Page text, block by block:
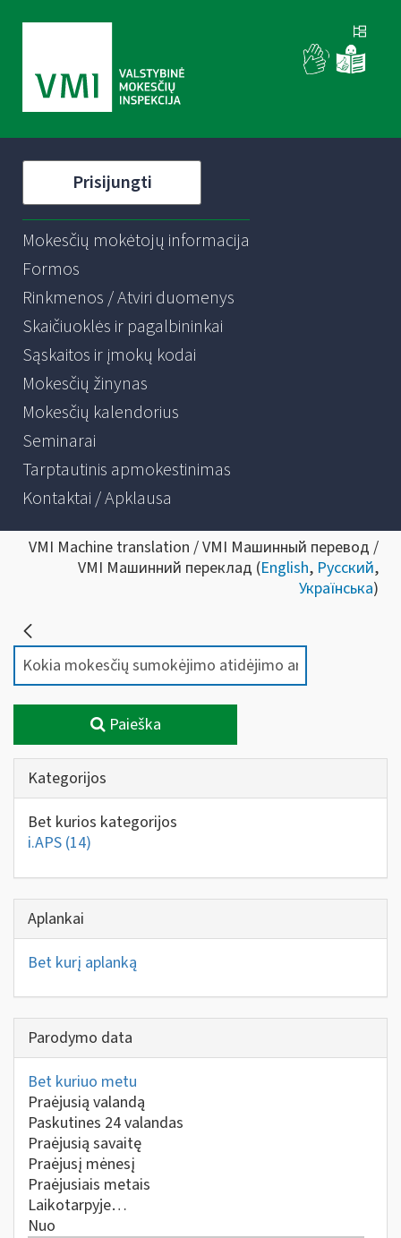
Prisijungti
Mokesčių mokėtojų informacija
Formos
Rinkmenos / Atviri duomenys
Skaičiuoklės ir pagalbininkai
Sąskaitos ir įmokų kodai
Mokesčių žinynas
Mokesčių kalendorius
Seminarai
Tarptautinis apmokestinimas
Kontaktai / Apklausa
VMI Machine translation / VMI Машинный перевод /
VMI Машинний переклад (English, Русский,
Українська)
Paieška
Kategorijos
Bet kurios kategorijos
i.APS (14)
Aplankai
Bet kurį aplanką
Parodymo data
Bet kuriuo metu
Praėjusią valandą
Paskutines 24 valandas
Praėjusią savaitę
Praėjusį mėnesį
Praėjusiais metais
Laikotarpyje…
Nuo